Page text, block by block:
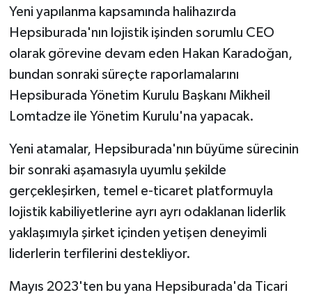
Yeni yapılanma kapsamında halihazırda
Hepsiburada'nın lojistik işinden sorumlu CEO
olarak görevine devam eden Hakan Karadoğan,
bundan sonraki süreçte raporlamalarını
Hepsiburada Yönetim Kurulu Başkanı Mikheil
Lomtadze ile Yönetim Kurulu'na yapacak.
Yeni atamalar, Hepsiburada'nın büyüme sürecinin
bir sonraki aşamasıyla uyumlu şekilde
gerçekleşirken, temel e-ticaret platformuyla
lojistik kabiliyetlerine ayrı ayrı odaklanan liderlik
yaklaşımıyla şirket içinden yetişen deneyimli
liderlerin terfilerini destekliyor.
Mayıs 2023'ten bu yana Hepsiburada'da Ticari